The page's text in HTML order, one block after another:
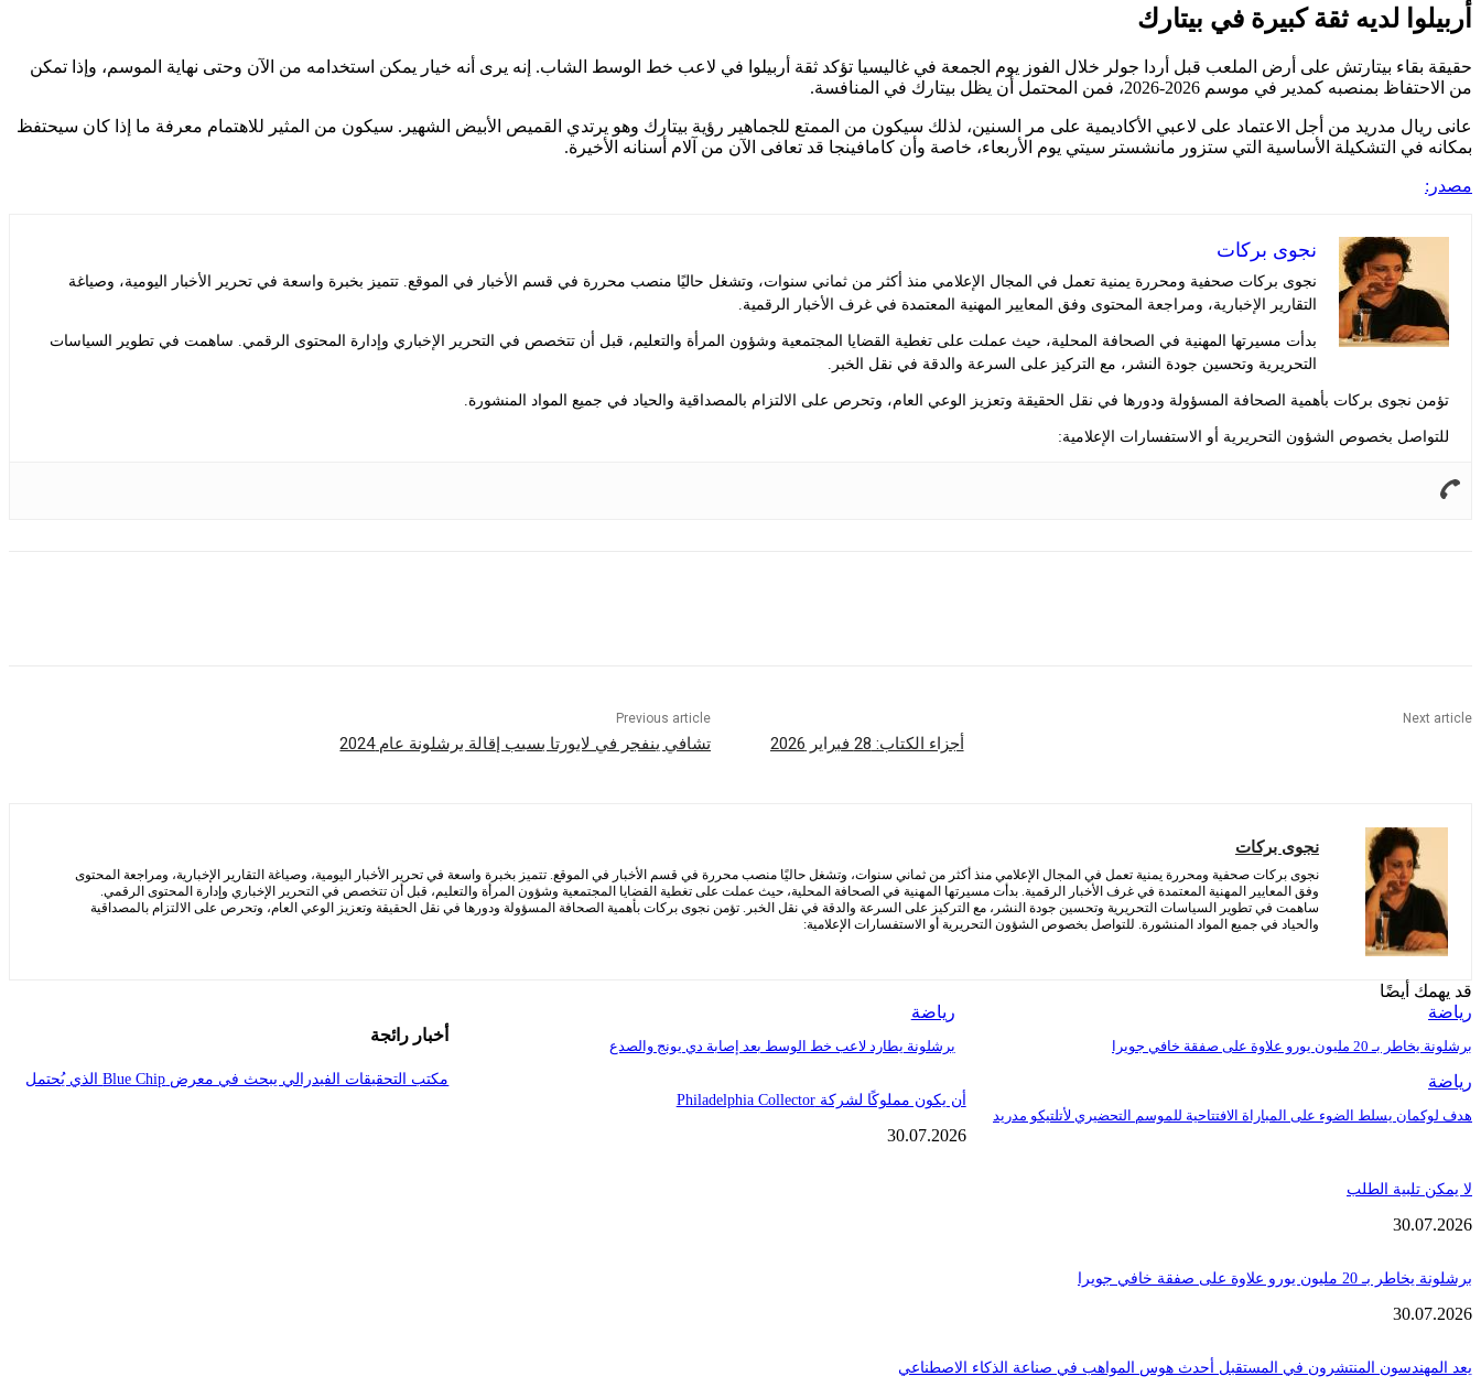
أربيلوا لديه ثقة كبيرة في بيتارك
حقيقة بقاء بيتارتش على أرض الملعب قبل أردا جولر خلال الفوز يوم الجمعة في غاليسيا تؤكد ثقة أربيلوا في لاعب خط الوسط الشاب. إنه يرى أنه خيار يمكن استخدامه من الآن وحتى نهاية الموسم، وإذا تمكن
من الاحتفاظ بمنصبه كمدير في موسم 2026-2026، فمن المحتمل أن يظل بيتارك في المنافسة.
عانى ريال مدريد من أجل الاعتماد على لاعبي الأكاديمية على مر السنين، لذلك سيكون من الممتع للجماهير رؤية بيتارك وهو يرتدي القميص الأبيض الشهير. سيكون من المثير للاهتمام معرفة ما إذا كان سيحتفظ
بمكانه في التشكيلة الأساسية التي ستزور مانشستر سيتي يوم الأربعاء، خاصة وأن كامافينجا قد تعافى الآن من آلام أسنانه الأخيرة.
مصدر:
نجوى بركات
نجوى بركات صحفية ومحررة يمنية تعمل في المجال الإعلامي منذ أكثر من ثماني سنوات، وتشغل حاليًا منصب محررة في قسم الأخبار في الموقع. تتميز بخبرة واسعة في تحرير الأخبار اليومية، وصياغة
التقارير الإخبارية، ومراجعة المحتوى وفق المعايير المهنية المعتمدة في غرف الأخبار الرقمية.
بدأت مسيرتها المهنية في الصحافة المحلية، حيث عملت على تغطية القضايا المجتمعية وشؤون المرأة والتعليم، قبل أن تتخصص في التحرير الإخباري وإدارة المحتوى الرقمي. ساهمت في تطوير السياسات
التحريرية وتحسين جودة النشر، مع التركيز على السرعة والدقة في نقل الخبر.
تؤمن نجوى بركات بأهمية الصحافة المسؤولة ودورها في نقل الحقيقة وتعزيز الوعي العام، وتحرص على الالتزام بالمصداقية والحياد في جميع المواد المنشورة.
للتواصل بخصوص الشؤون التحريرية أو الاستفسارات الإعلامية:
Previous article
تشافي ينفجر في لابورتا بسبب إقالة برشلونة عام 2024
Next article
أجزاء الكتاب: 28 فبراير 2026
نجوى بركات
نجوى بركات صحفية ومحررة يمنية تعمل في المجال الإعلامي منذ أكثر من ثماني سنوات، وتشغل حاليًا منصب محررة في قسم الأخبار في الموقع. تتميز بخبرة واسعة في تحرير الأخبار اليومية، وصياغة التقارير الإخبارية، ومراجعة المحتوى
وفق المعايير المهنية المعتمدة في غرف الأخبار الرقمية. بدأت مسيرتها المهنية في الصحافة المحلية، حيث عملت على تغطية القضايا المجتمعية وشؤون المرأة والتعليم، قبل أن تتخصص في التحرير الإخباري وإدارة المحتوى الرقمي.
ساهمت في تطوير السياسات التحريرية وتحسين جودة النشر، مع التركيز على السرعة والدقة في نقل الخبر. تؤمن نجوى بركات بأهمية الصحافة المسؤولة ودورها في نقل الحقيقة وتعزيز الوعي العام، وتحرص على الالتزام بالمصداقية
والحياد في جميع المواد المنشورة. للتواصل بخصوص الشؤون التحريرية أو الاستفسارات الإعلامية:
قد يهمك أيضًا
رياضة
برشلونة يخاطر بـ 20 مليون يورو علاوة على صفقة خافي جويرا
رياضة
برشلونة يطارد لاعب خط الوسط بعد إصابة دي يونج والصدع
رياضة
هدف لوكمان يسلط الضوء على المباراة الافتتاحية للموسم التحضيري لأتلتيكو مدريد
أخبار رائجة
مكتب التحقيقات الفيدرالي يبحث في معرض Blue Chip الذي يُحتمل
أن يكون مملوكًا لشركة Philadelphia Collector
30.07.2026
لا يمكن تلبية الطلب
30.07.2026
برشلونة يخاطر بـ 20 مليون يورو علاوة على صفقة خافي جويرا
30.07.2026
يعد المهندسون المنتشرون في المستقبل أحدث هوس المواهب في صناعة الذكاء الاصطناعي